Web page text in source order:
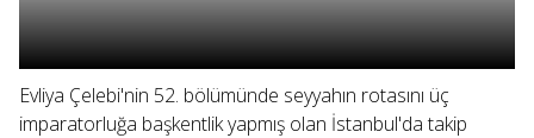
Evliya Çelebi'nin 52. bölümünde seyyahın rotasını üç
imparatorluğa başkentlik yapmış olan İstanbul'da takip